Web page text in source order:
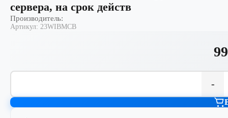
сервера, на срок действ
Производитель:
Артикул: 23WIBMCB
-